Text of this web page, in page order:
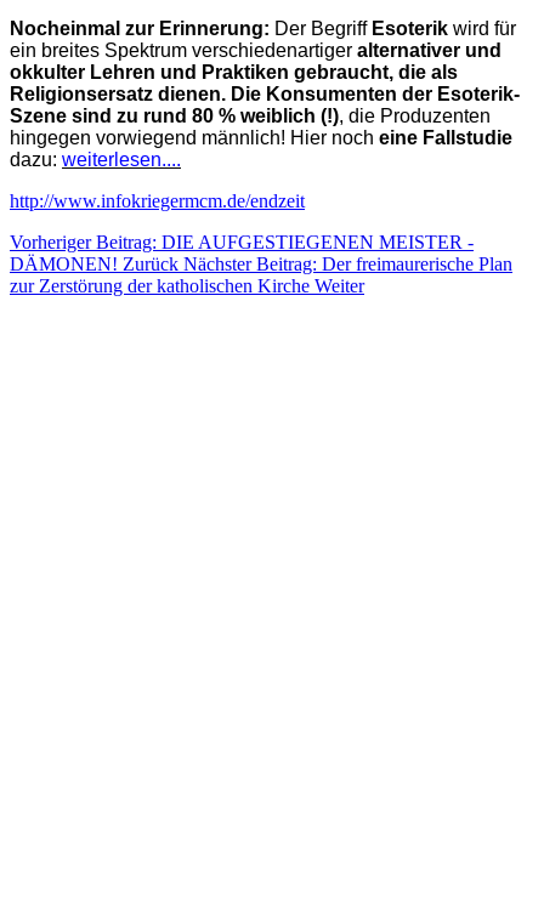
Nocheinmal zur Erinnerung: Der Begriff Esoterik wird für
ein breites Spektrum verschiedenartiger alternativer und
okkulter Lehren und Praktiken gebraucht, die als
Religionsersatz dienen. Die Konsumenten der Esoterik-
Szene sind zu rund 80 % weiblich (!), die Produzenten
hingegen vorwiegend männlich! Hier noch eine Fallstudie
dazu: weiterlesen....
http://www.infokriegermcm.de/endzeit
Vorheriger Beitrag: DIE AUFGESTIEGENEN MEISTER -
DÄMONEN! Zurück Nächster Beitrag: Der freimaurerische Plan
zur Zerstörung der katholischen Kirche Weiter